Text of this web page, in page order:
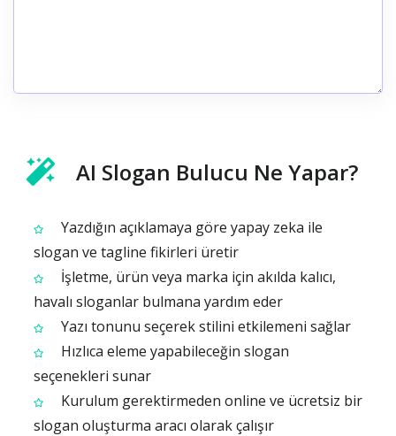
AI Slogan Bulucu Ne Yapar?
Yazdığın açıklamaya göre yapay zeka ile
slogan ve tagline fikirleri üretir
İşletme, ürün veya marka için akılda kalıcı,
havalı sloganlar bulmana yardım eder
Yazı tonunu seçerek stilini etkilemeni sağlar
Hızlıca eleme yapabileceğin slogan
seçenekleri sunar
Kurulum gerektirmeden online ve ücretsiz bir
slogan oluşturma aracı olarak çalışır